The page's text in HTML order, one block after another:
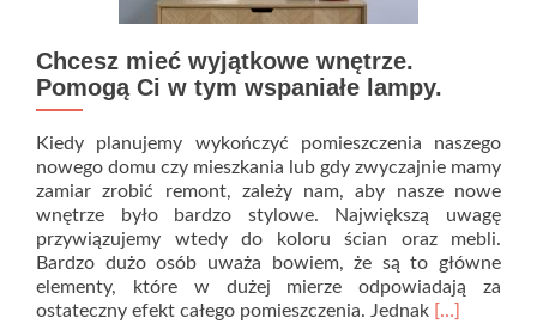
Chcesz mieć wyjątkowe wnętrze.
Pomogą Ci w tym wspaniałe lampy.
Kiedy planujemy wykończyć pomieszczenia naszego
nowego domu czy mieszkania lub gdy zwyczajnie mamy
zamiar zrobić remont, zależy nam, aby nasze nowe
wnętrze było bardzo stylowe. Największą uwagę
przywiązujemy wtedy do koloru ścian oraz mebli.
Bardzo dużo osób uważa bowiem, że są to główne
elementy, które w dużej mierze odpowiadają za
ostateczny efekt całego pomieszczenia. Jednak Read
[…]